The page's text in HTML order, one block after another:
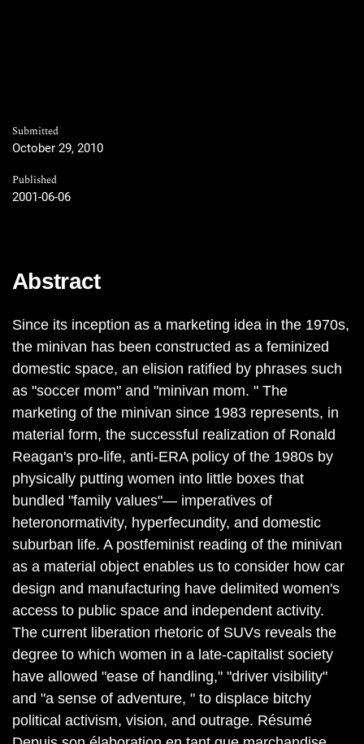
Submitted
October 29, 2010
Published
2001-06-06
Abstract
Since its inception as a marketing idea in the 1970s,
the minivan has been constructed as a feminized
domestic space, an elision ratified by phrases such
as "soccer mom" and "minivan mom. " The
marketing of the minivan since 1983 represents, in
material form, the successful realization of Ronald
Reagan's pro-life, anti-ERA policy of the 1980s by
physically putting women into little boxes that
bundled "family values"— imperatives of
heteronormativity, hyperfecundity, and domestic
suburban life. A postfeminist reading of the minivan
as a material object enables us to consider how car
design and manufacturing have delimited women's
access to public space and independent activity.
The current liberation rhetoric of SUVs reveals the
degree to which women in a late-capitalist society
have allowed "ease of handling," "driver visibility"
and "a sense of adventure, " to displace bitchy
political activism, vision, and outrage. Résumé